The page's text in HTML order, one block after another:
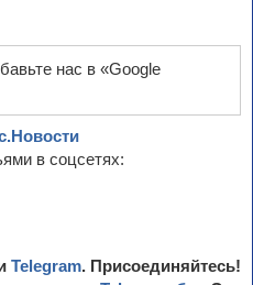
нас в «Google
в соцсетях:
Telegram. Присоединяйтесь!